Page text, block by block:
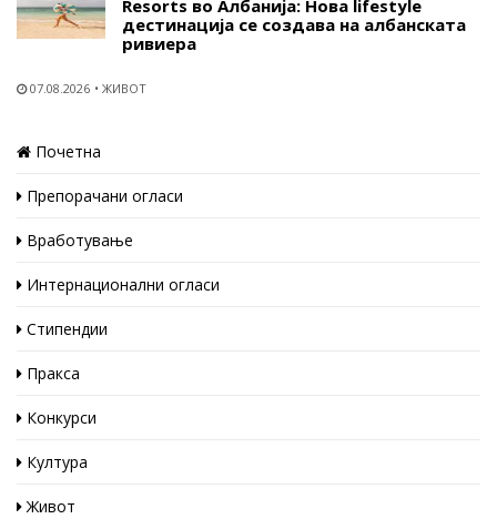
Resorts во Албанија: Нова lifestyle
дестинација се создава на албанската
ривиера
07.08.2026 ЖИВОТ
Почетна
Препорачани огласи
Вработување
Интернационални огласи
Стипендии
Пракса
Конкурси
Култура
Живот